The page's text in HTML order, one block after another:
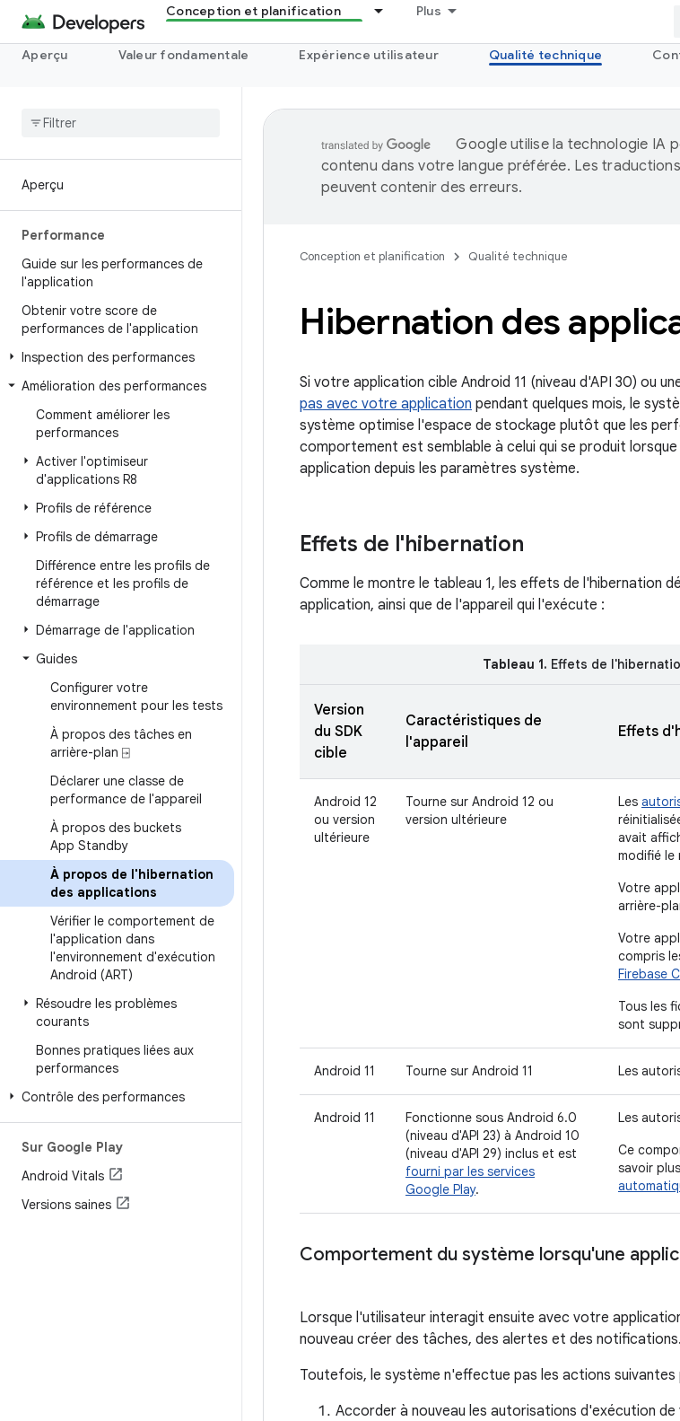
Conception et planification Plus
Aperçu Valeur fondamentale Expérience utilisateur Qualité technique
Aperçu
Performance
Guide sur les performances de
l'application
Obtenir votre score de
performances de l'application
Inspection des performances
Amélioration des performances
Comment améliorer les
performances
Activer l'optimiseur
d'applications R8
Profils de référence
Profils de démarrage
Différence entre les profils de
référence et les profils de
démarrage
Démarrage de l'application
Guides
Configurer votre
environnement pour les tests
À propos des tâches en
arrière-plan ⍈
Déclarer une classe de
performance de l'appareil
À propos des buckets
App Standby
À propos de l'hibernation
des applications
Vérifier le comportement de
l'application dans
l'environnement d'exécution
Android (ART)
Résoudre les problèmes
courants
Bonnes pratiques liées aux
performances
Contrôle des performances
Sur Google Play
Android Vitals
Versions saines
Google utilise la technologie IA
contenu dans votre langue préférée. Les
peuvent contenir des erreurs.
Conception et planification Qualité technique
Hibernation des
Si votre application cible Android 11 (niveau d'API 30) ou
pas avec votre application pendant quelques mois, le
système optimise l'espace de stockage plutôt que les
comportement est semblable à celui qui se produit
application depuis les paramètres système.
Effets de l'hibernation
Comme le montre le tableau 1, les effets de l'hibernation
application, ainsi que de l'appareil qui l'exécute :
Tableau 1. Effets de
Version
du SDK
cible
Caractéristiques de
l'appareil
Effets
Android 12
ou version
ultérieure
Tourne sur Android 12 ou
version ultérieure
Les
avait
modifié le
Votre
arrière-
Votre
compris
Firebase
Tous les
sont
Android 11 Tourne sur Android 11 Les
Android 11
Fonctionne sous Android 6.0
(niveau d'API 23) à Android 10
(niveau d'API 29) inclus et est
fourni par les services
Google Play.
Les
Ce
savoir
Comportement du système lorsqu'une
Lorsque l'utilisateur interagit ensuite avec votre
nouveau créer des tâches, des alertes et des notifications.
Toutefois, le système n'effectue pas les actions
Accorder à nouveau les autorisations d'exécution